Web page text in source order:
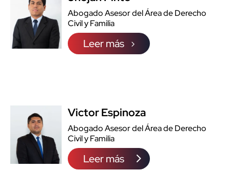
Abogado Asesor del Área de Derecho
Civil y Familia
Leer más
Victor Espinoza
Abogado Asesor del Área de Derecho
Civil y Familia
Leer más